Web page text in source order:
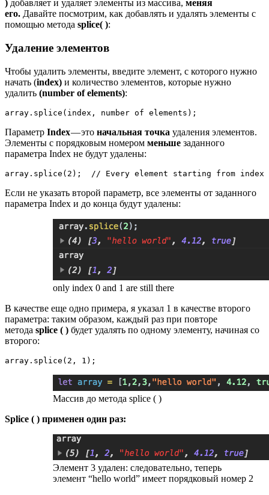
) добавляет и удаляет элементы из массива, меняя
его. Давайте посмотрим, как добавлять и удалять элементы с
помощью метода splice( ):
Удаление элементов
Чтобы удалить элементы, введите элемент, с которого нужно
начать (index) и количество элементов, которые нужно
удалить (number of elements):
array.splice(index, number of elements);
Параметр Index— это начальная точка удаления элементов.
Элементы с порядковым номером меньше заданного
параметра Index не будут удалены:
array.splice(2);  // Every element starting from index
Если не указать второй параметр, все элементы от заданного
параметра Index и до конца будут удалены:
only index 0 and 1 are still there
В качестве еще одно примера, я указал 1 в качестве второго
параметра: таким образом, каждый раз при повторе
метода splice ( ) будет удалять по одному элементу, начиная со
второго:
array.splice(2, 1);
Массив до метода splice ( )
Splice ( ) применен один раз:
Элемент 3 удален: следовательно, теперь
элемент “hello world” имеет порядковый номер 2